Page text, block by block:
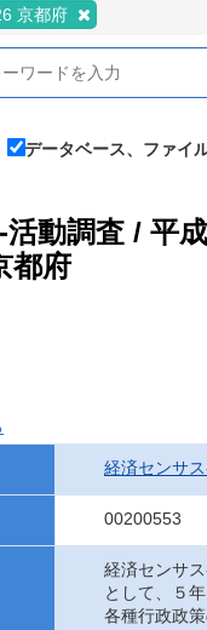
京都府
データベース、ファイ
活動調査 / 平
都府
経済センサ
00200553
経済センサ
として、５
各種行政政